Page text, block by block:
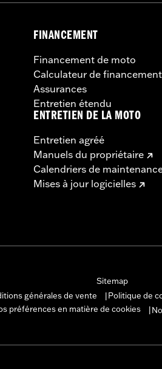
d'installation
FINANCEMENT
Financement de moto
Calculateur de financement
Assurances
Entretien étendu
ENTRETIEN DE LA MOTO
Entretien agréé
Manuels du propriétaire
Calendriers de
Mises à jour logicielles
Sitemap
générales de vente Politique de
préférences en matière de cookies